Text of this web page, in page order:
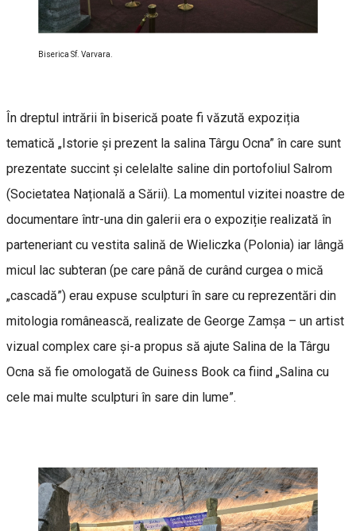
Biserica Sf. Varvara.
În dreptul intrării în biserică poate fi văzută expoziția
tematică „Istorie și prezent la salina Târgu Ocna” în care sunt
prezentate succint și celelalte saline din portofoliul Salrom
(Societatea Națională a Sării). La momentul vizitei noastre de
documentare într-una din galerii era o expoziție realizată în
parteneriant cu vestita salină de Wieliczka (Polonia) iar lângă
micul lac subteran (pe care până de curând curgea o mică
„cascadă”) erau expuse sculpturi în sare cu reprezentări din
mitologia românească, realizate de George Zamșa – un artist
vizual complex care și-a propus să ajute Salina de la Târgu
Ocna să fie omologată de Guiness Book ca fiind „Salina cu
cele mai multe sculpturi în sare din lume”.